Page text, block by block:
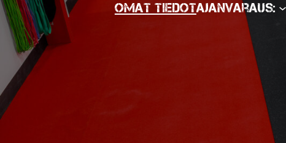
Omat tiedotAjanvaraus: